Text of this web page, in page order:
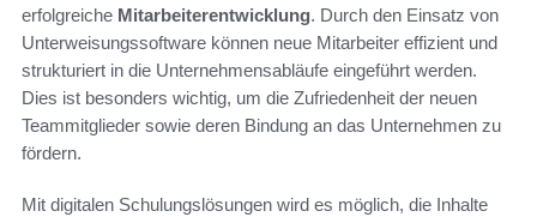
erfolgreiche Mitarbeiterentwicklung. Durch den Einsatz von
Unterweisungssoftware können neue Mitarbeiter effizient und
strukturiert in die Unternehmensabläufe eingeführt werden.
Dies ist besonders wichtig, um die Zufriedenheit der neuen
Teammitglieder sowie deren Bindung an das Unternehmen zu
fördern.
Mit digitalen Schulungslösungen wird es möglich, die Inhalte